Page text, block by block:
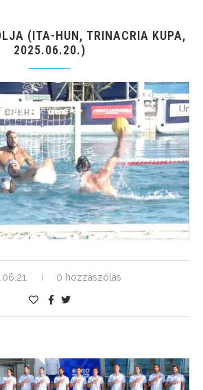
(ITA-HUN, TRINACRIA KUPA,
2025.06.20.)
0 hozzászólás